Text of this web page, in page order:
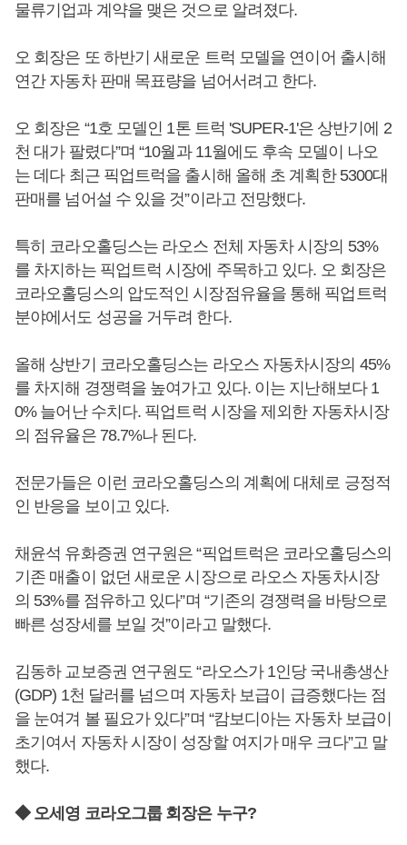
물류기업과 계약을 맺은 것으로 알려졌다.
오 회장은 또 하반기 새로운 트럭 모델을 연이어 출시해
연간 자동차 판매 목표량을 넘어서려고 한다.
오 회장은 “1호 모델인 1톤 트럭 'SUPER-1'은 상반기에 2
천 대가 팔렸다”며 “10월과 11월에도 후속 모델이 나오
는 데다 최근 픽업트럭을 출시해 올해 초 계획한 5300대
판매를 넘어설 수 있을 것”이라고 전망했다.
특히 코라오홀딩스는 라오스 전체 자동차 시장의 53%
를 차지하는 픽업트럭 시장에 주목하고 있다. 오 회장은
코라오홀딩스의 압도적인 시장점유율을 통해 픽업트럭
분야에서도 성공을 거두려 한다.
올해 상반기 코라오홀딩스는 라오스 자동차시장의 45%
를 차지해 경쟁력을 높여가고 있다. 이는 지난해보다 1
0% 늘어난 수치다. 픽업트럭 시장을 제외한 자동차시장
의 점유율은 78.7%나 된다.
전문가들은 이런 코라오홀딩스의 계획에 대체로 긍정적
인 반응을 보이고 있다.
채윤석 유화증권 연구원은 “픽업트럭은 코라오홀딩스의
기존 매출이 없던 새로운 시장으로 라오스 자동차시장
의 53%를 점유하고 있다”며 “기존의 경쟁력을 바탕으로
빠른 성장세를 보일 것”이라고 말했다.
김동하 교보증권 연구원도 “라오스가 1인당 국내총생산
(GDP) 1천 달러를 넘으며 자동차 보급이 급증했다는 점
을 눈여겨 볼 필요가 있다”며 “캄보디아는 자동차 보급이
초기여서 자동차 시장이 성장할 여지가 매우 크다”고 말
했다.
◆ 오세영 코라오그룹 회장은 누구?